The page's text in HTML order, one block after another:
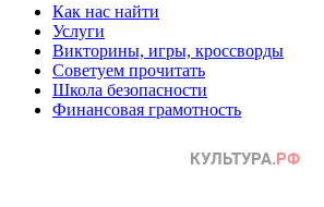
Как нас найти
Услуги
Викторины, игры, кроссворды
Советуем прочитать
Школа безопасности
Финансовая грамотность